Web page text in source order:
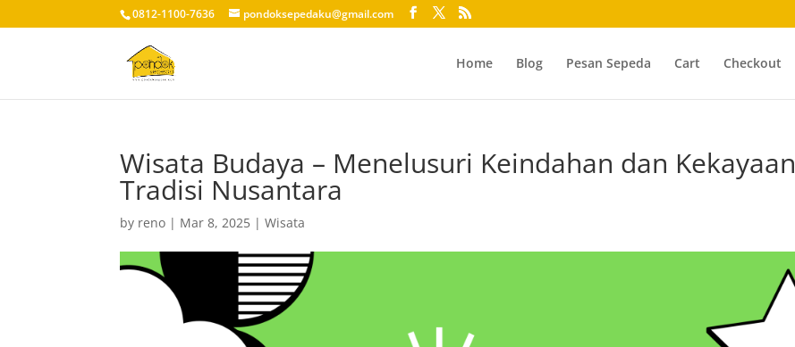
0812-1100-7636 pondoksepedaku@gmail.com
Home Blog Pesan Sepeda Cart Checkout
Wisata Budaya – Menelusuri Keindahan dan Kekayaan
Tradisi Nusantara
by reno | Mar 8, 2025 |Wisata